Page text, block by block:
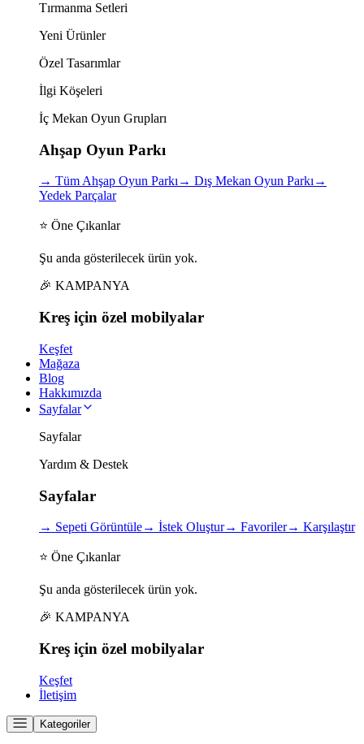
Tırmanma Setleri
Yeni Ürünler
Özel Tasarımlar
İlgi Köşeleri
İç Mekan Oyun Grupları
Ahşap Oyun Parkı
→ Tüm Ahşap Oyun Parkı→ Dış Mekan Oyun Parkı→
Yedek Parçalar
⭐ Öne Çıkanlar
Şu anda gösterilecek ürün yok.
🎉 KAMPANYA
Kreş için özel mobilyalar
Keşfet
Mağaza
Blog
Hakkımızda
Sayfalar
Sayfalar
Yardım & Destek
Sayfalar
→ Sepeti Görüntüle→ İstek Oluştur→ Favoriler→ Karşılaştır
⭐ Öne Çıkanlar
Şu anda gösterilecek ürün yok.
🎉 KAMPANYA
Kreş için özel mobilyalar
Keşfet
İletişim
Kategoriler